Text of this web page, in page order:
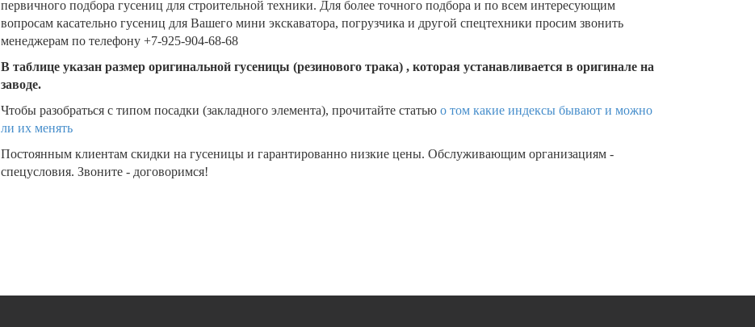
первичного подбора гусениц для строительной техники. Для более точного подбора и по всем интересующим
вопросам касательно гусениц для Вашего мини экскаватора, погрузчика и другой спецтехники просим звонить
менеджерам по телефону +7-925-904-68-68
В таблице указан размер оригинальной гусеницы (резинового трака) , которая устанавливается в оригинале на
заводе.
Чтобы разобраться с типом посадки (закладного элемента), прочитайте статью о том какие индексы бывают и можно
ли их менять
Постоянным клиентам скидки на гусеницы и гарантированно низкие цены. Обслуживающим организациям -
спецусловия. Звоните - договоримся!